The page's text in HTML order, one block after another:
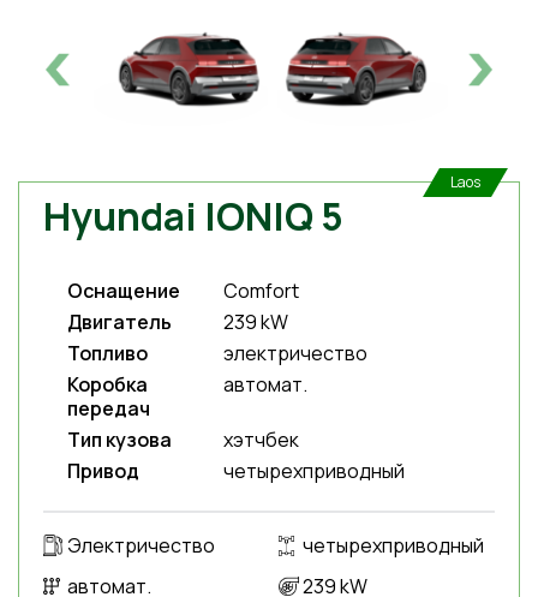
Hyundai IONIQ 5
Laos
Оснащение
Comfort
Двигатель
239 kW
Топливо
электричество
Коробка
передач
автомат.
Тип кузова
хэтчбек
Привод
четырехприводный
Электричество
автомат.
четырехприводный
239 kW